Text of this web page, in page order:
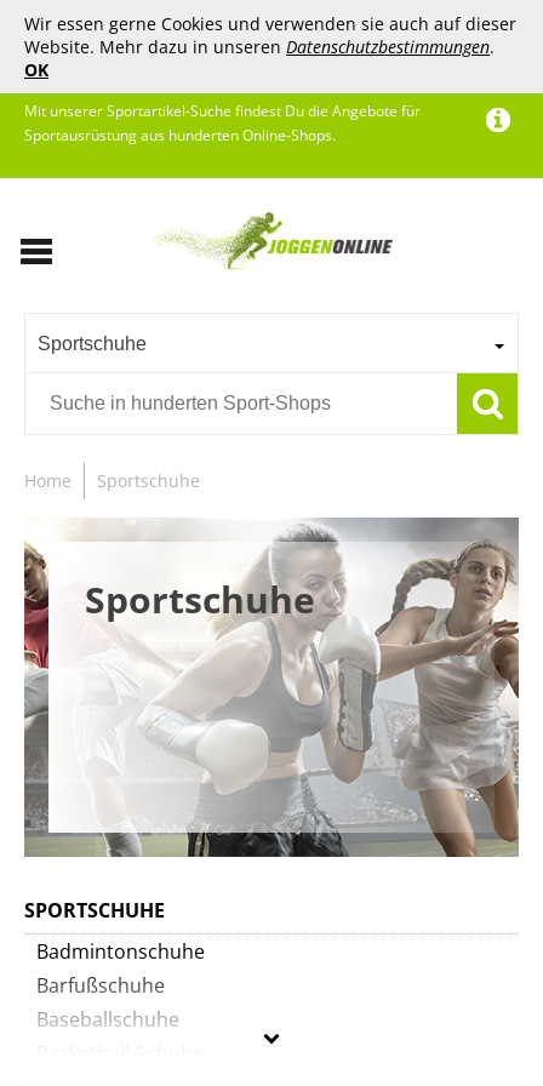
Wir essen gerne Cookies und verwenden sie auch auf dieser
Website. Mehr dazu in unseren Datenschutzbestimmungen.
OK
Mit unserer Sportartikel-Suche findest Du die Angebote für
Sportausrüstung aus hunderten Online-Shops.
Sportschuhe
Home Sportschuhe
Sportschuhe
SPORTSCHUHE
Badmintonschuhe
Barfußschuhe
Baseballschuhe